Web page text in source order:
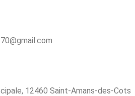
12460 Saint-Amans-des-Cots